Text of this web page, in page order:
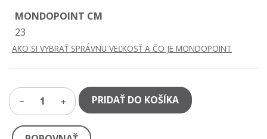
MONDOPOINT CM
23
AKO SI VYBRAŤ SPRÁVNU VEĽKOSŤ A ČO JE MONDOPOINT
1 PRIDAŤ DO KOŠÍKA